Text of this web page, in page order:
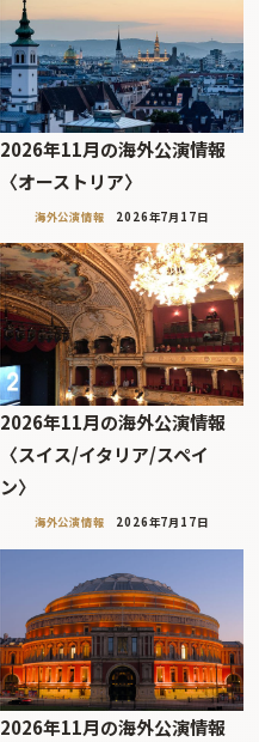
2026年11月の海外公演情報
〈オーストリア〉
海外公演情報 2026年7月17日
2026年11月の海外公演情報
〈スイス/イタリア/スペイ
ン〉
海外公演情報 2026年7月17日
2026年11月の海外公演情報